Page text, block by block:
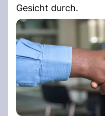
Gesicht durch.